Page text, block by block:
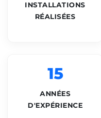
INSTALLATIONS
RÉALISÉES
15
ANNÉES
D'EXPÉRIENCE